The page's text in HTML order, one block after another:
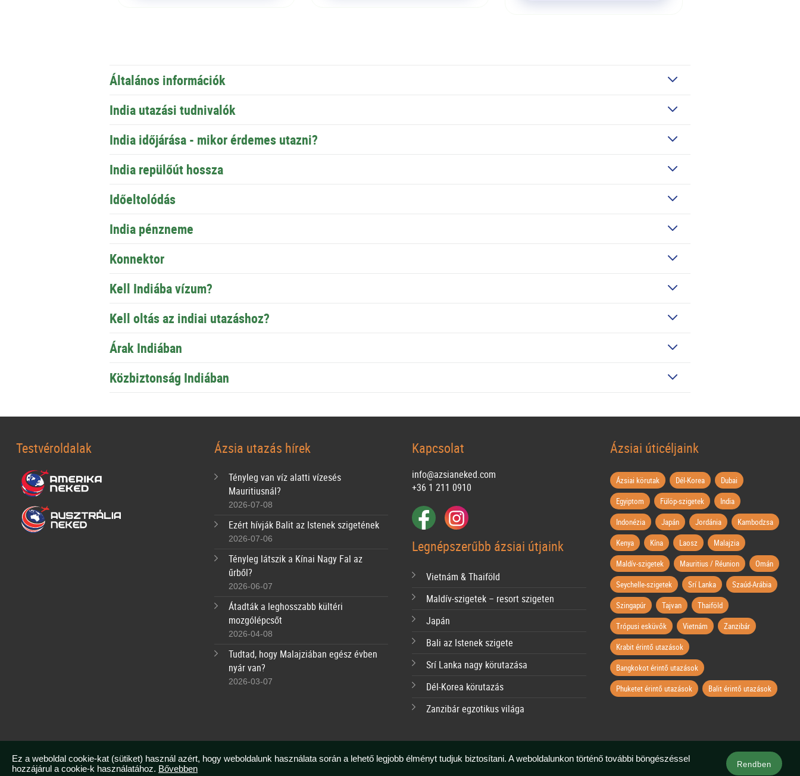
Általános információk
India utazási tudnivalók
India időjárása - mikor érdemes utazni?
India repülőút hossza
Időeltolódás
India pénzneme
Konnektor
Kell Indiába vízum?
Kell oltás az indiai utazáshoz?
Árak Indiában
Közbiztonság Indiában
Testvéroldalak Ázsia utazás hírek
Tényleg van víz alatti vízesés
Mauritiusnál?
2026-07-08
Ezért hívják Balit az Istenek szigetének
2026-07-06
Tényleg látszik a Kínai Nagy Fal az
űrből?
2026-06-07
Átadták a leghosszabb kültéri
mozgólépcsőt
2026-04-08
Tudtad, hogy Malajziában egész évben
nyár van?
2026-03-07
Kapcsolat
info@azsianeked.com
+36 1 211 0910
Legnépszerűbb ázsiai útjaink
Vietnám & Thaiföld
Maldív-szigetek – resort szigeten
Japán
Bali az Istenek szigete
Srí Lanka nagy körutazása
Dél-Korea körutazás
Zanzibár egzotikus világa
Ázsiai úticéljaink
Ázsiai körutak Dél-Korea
Dubai
Egyiptom
Fülöp-szigetek
India
Indonézia
Japán Jordánia
Kambodzsa
Kenya
Kína Laosz
Malajzia
Maldív-szigetek
Mauritius / Réunion
Omán
Seychelle-szigetek
Srí Lanka
Szaúd-Arábia
Szingapúr
Tajvan
Thaiföld
Trópusi esküvők
Vietnám
Zanzibár
Krabit érintő utazások
Bangkokot érintő utazások
Phuketet érintő utazások
Balit érintő utazások
Ez a weboldal cookie-kat (sütiket) használ azért, hogy weboldalunk használata során a lehető legjobb élményt tudjuk biztosítani. A weboldalunkon történő további böngészéssel
hozzájárul a cookie-k használatához. Bővebben Rendben